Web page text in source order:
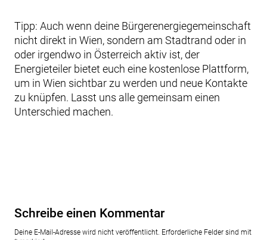
Tipp: Auch wenn deine Bürgerenergiegemeinschaft
nicht direkt in Wien, sondern am Stadtrand oder in
oder irgendwo in Österreich aktiv ist, der
Energieteiler bietet euch eine kostenlose Plattform,
um in Wien sichtbar zu werden und neue Kontakte
zu knüpfen. Lasst uns alle gemeinsam einen
Unterschied machen.
Schreibe einen Kommentar
Deine E-Mail-Adresse wird nicht veröffentlicht. Erforderliche Felder sind mit